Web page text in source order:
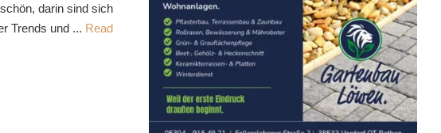
darin sind sich
Trends und ... Read